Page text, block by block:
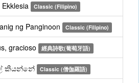
Classic (Filipino)
ng Panginoon Classic (Filipino)
gracioso 經典詩歌(葡萄牙語)
කියන්නේ Classic (僧伽羅語)